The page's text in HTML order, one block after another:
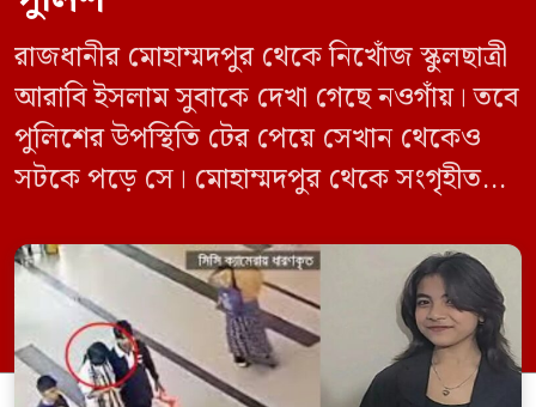
রাজধানীর মোহাম্মদপুর থেকে নিখোঁজ স্কুলছাত্রী
আরাবি ইসলাম সুবাকে দেখা গেছে নওগাঁয়। তবে
পুলিশের উপস্থিতি টের পেয়ে সেখান থেকেও
সটকে পড়ে সে। মোহাম্মদপুর থেকে সংগৃহীত
একছেলের হাত ধরে ঘুরছে ৬ষ্ঠ শ্রেণির ওই ছাত্রী।
এসব তথ্য জানিয়েছেন মোহাম্মদপুর থানার
এডিসি জুয়েল রানা। তিনি বলেন, সুবার বাবা
ইমরান রাজীবের সাধারণ ডায়েরি করার […]